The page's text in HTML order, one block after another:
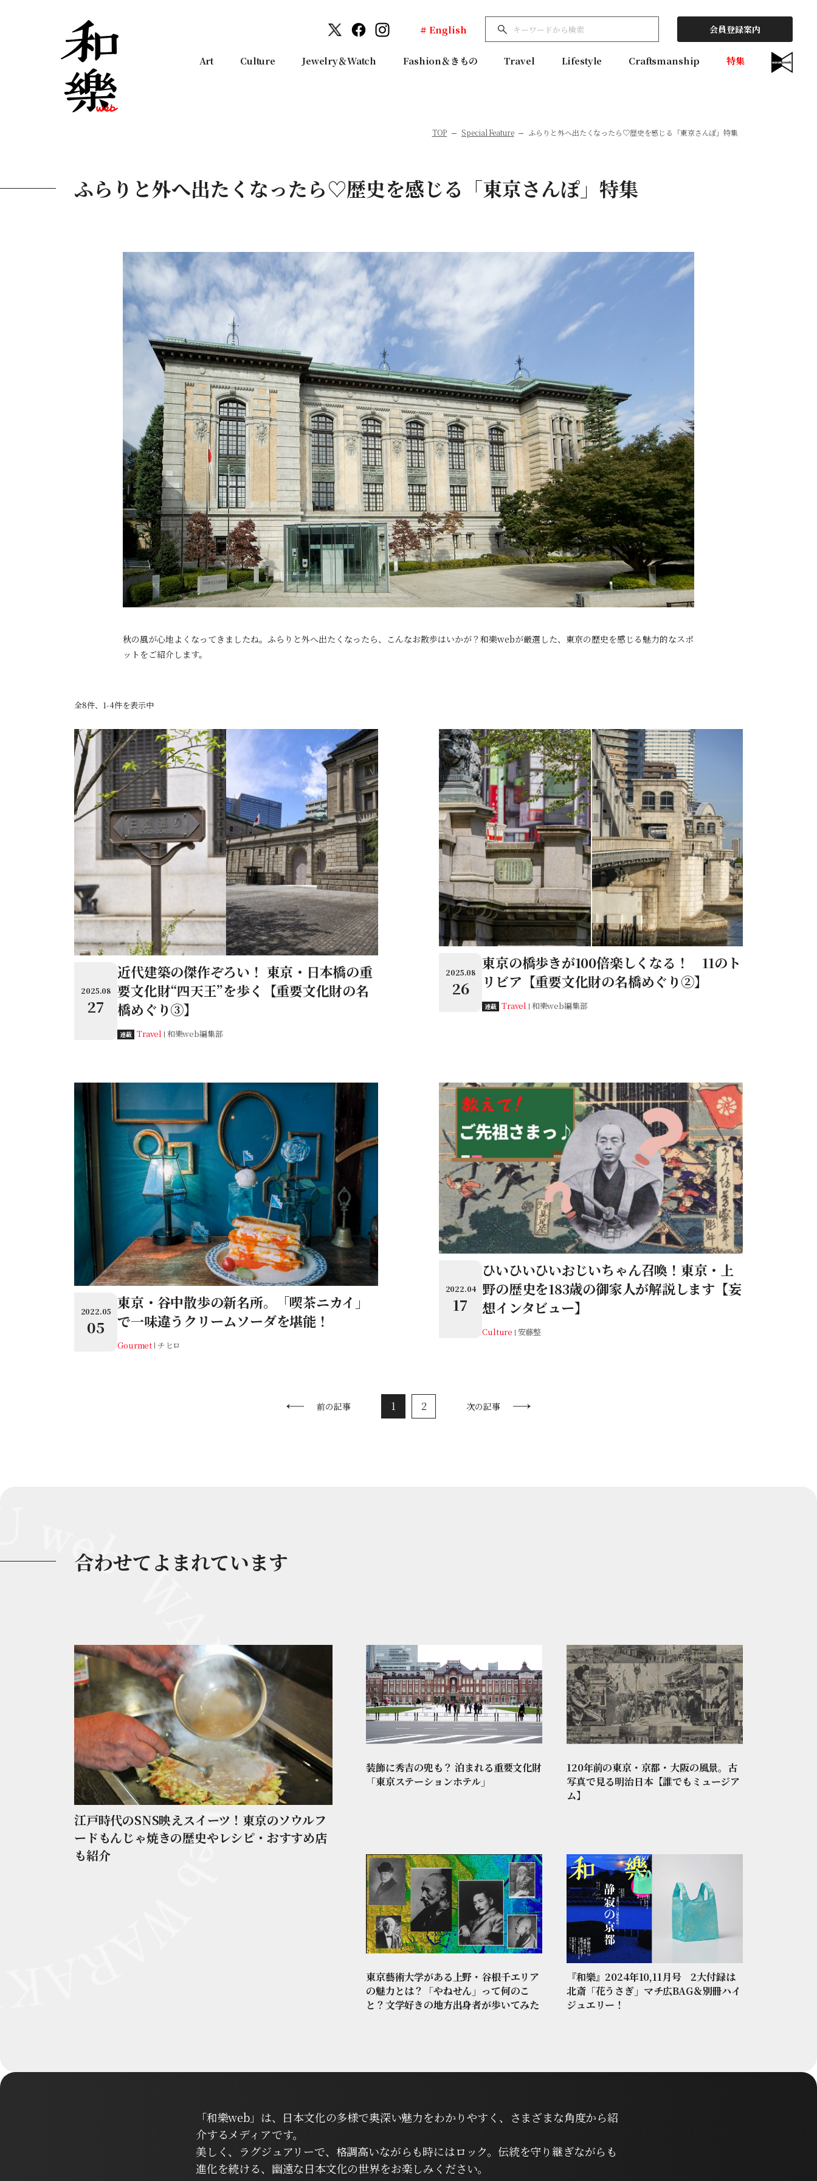
# English 会員登録案内
Art Culture Jewelry＆Watch Fashion＆きもの Travel Lifestyle Craftsmanship 特集
TOP Special Feature ふらりと外へ出たくなったら♡歴史を感じる「東京さんぽ」特集
ふらりと外へ出たくなったら♡歴史を感じる「東京さんぽ」特集
秋の風が心地よくなってきましたね。ふらりと外へ出たくなったら、こんなお散歩はいかが？和樂webが厳選した、東京の歴史を感じる魅力的なスポ
ットをご紹介します。
全8件、1-4件を表示中
2025.08
27
近代建築の傑作ぞろい！ 東京・日本橋の重
要文化財“四天王”を歩く【重要文化財の名
橋めぐり③】
連載 Travel 和樂web編集部
2025.08
26
東京の橋歩きが100倍楽しくなる！ 11のト
リビア【重要文化財の名橋めぐり②】
連載 Travel 和樂web編集部
2022.05
05
東京・谷中散歩の新名所。「喫茶ニカイ」
で一味違うクリームソーダを堪能！
Gourmet チヒロ
2022.04
17
ひいひいひいおじいちゃん召喚！東京・上
野の歴史を183歳の御家人が解説します【妄
想インタビュー】
Culture 安藤整
前の記事 1 2 次の記事
合わせてよまれています
江戸時代のSNS映えスイーツ！東京のソウルフ
ードもんじゃ焼きの歴史やレシピ・おすすめ店
も紹介
装飾に秀吉の兜も？ 泊まれる重要文化財
「東京ステーションホテル」
120年前の東京・京都・大阪の風景。古
写真で見る明治日本【誰でもミュージア
ム】
東京藝術大学がある上野・谷根千エリア
の魅力とは？「やねせん」って何のこ
と？文学好きの地方出身者が歩いてみた
『和樂』2024年10,11月号 2大付録は
北斎「花うさぎ」マチ広BAG＆別冊ハイ
ジュエリー！
「和樂web」は、日本文化の多様で奥深い魅力をわかりやすく、さまざまな角度から紹
介するメディアです。
美しく、ラグジュアリーで、格調高いながらも時にはロック。伝統を守り継ぎながらも
進化を続ける、幽遠な日本文化の世界をお楽しみください。